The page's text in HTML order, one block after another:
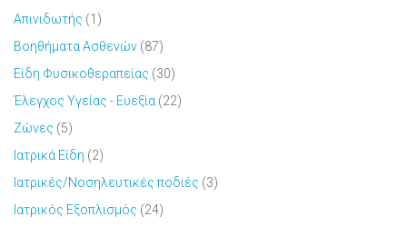
Απινιδωτής (1)
Βοηθήματα Ασθενών (87)
Είδη Φυσικοθεραπείας (30)
Έλεγχος Υγείας - Ευεξία (22)
Ζώνες (5)
Ιατρικά Είδη (2)
Ιατρικές/Νοσηλευτικές ποδιές (3)
Ιατρικός Εξοπλισμός (24)